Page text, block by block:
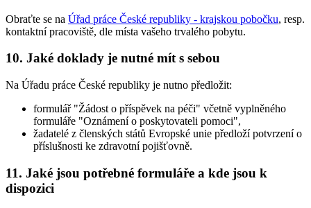
Obraťte se na Úřad práce České republiky - krajskou pobočku, resp.
kontaktní pracoviště, dle místa vašeho trvalého pobytu.
10. Jaké doklady je nutné mít s sebou
Na Úřadu práce České republiky je nutno předložit:
formulář "Žádost o příspěvek na péči" včetně vyplněného
formuláře "Oznámení o poskytovateli pomoci",
žadatelé z členských států Evropské unie předloží potvrzení o
příslušnosti ke zdravotní pojišťovně.
11. Jaké jsou potřebné formuláře a kde jsou k
dispozici